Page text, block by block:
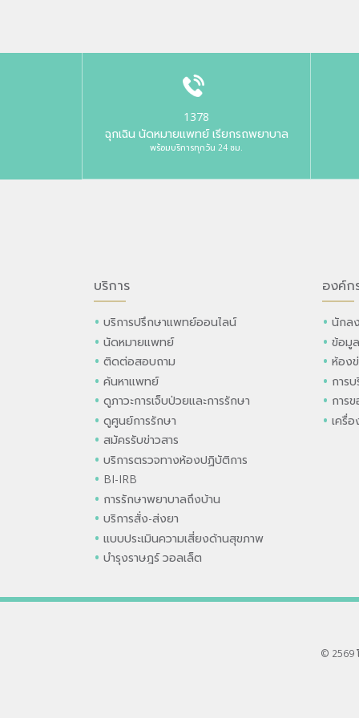
1378
ฉุกเฉิน นัดหมายแพทย์ เรียกรถพยาบาล
พร้อมบริการทุกวัน 24 ชม.
บริการ
บริการปรึกษาแพทย์ออนไลน์
นัดหมายแพทย์
ติดต่อสอบถาม
ค้นหาแพทย์
ดูภาวะการเจ็บป่วยและการรักษา
ดูศูนย์การรักษา
สมัครรับข่าวสาร
บริการตรวจทางห้องปฏิบัติการ
BI-IRB
การรักษาพยาบาลถึงบ้าน
บริการสั่ง-ส่งยา
แบบประเมินความเสี่ยงด้านสุขภาพ
บำรุงราษฎร์ วอลเล็ต
องค์ก
นักล
ข้อมู
ห้อง
การ
การ
เครื่
© 2569